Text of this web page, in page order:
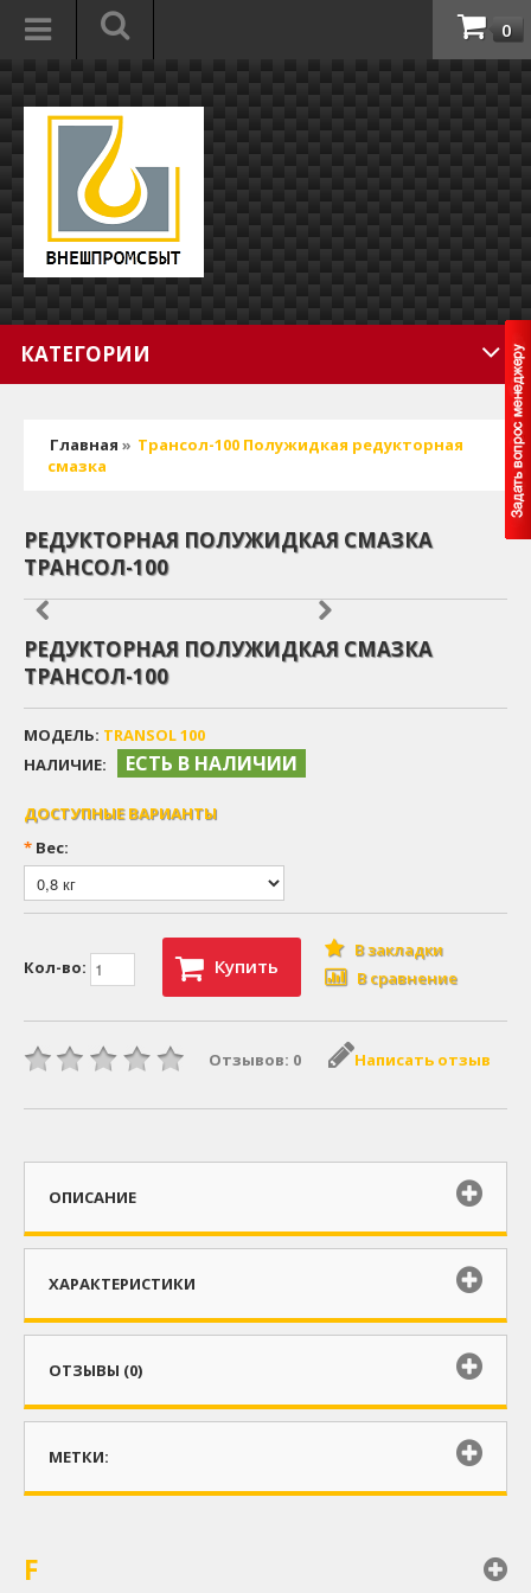
0
КАТЕГОРИИ
Главная » Трансол-100 Полужидкая редукторная
смазка
РЕДУКТОРНАЯ ПОЛУЖИДКАЯ СМАЗКА
ТРАНСОЛ-100
РЕДУКТОРНАЯ ПОЛУЖИДКАЯ СМАЗКА
ТРАНСОЛ-100
МОДЕЛЬ: TRANSOL 100
НАЛИЧИЕ:
ЕСТЬ В НАЛИЧИИ
ДОСТУПНЫЕ ВАРИАНТЫ
* Вес:
Кол-во: Купить
В закладки
В сравнение
Отзывов: 0 Написать отзыв
ОПИСАНИЕ
ХАРАКТЕРИСТИКИ
ОТЗЫВЫ (0)
МЕТКИ:
F